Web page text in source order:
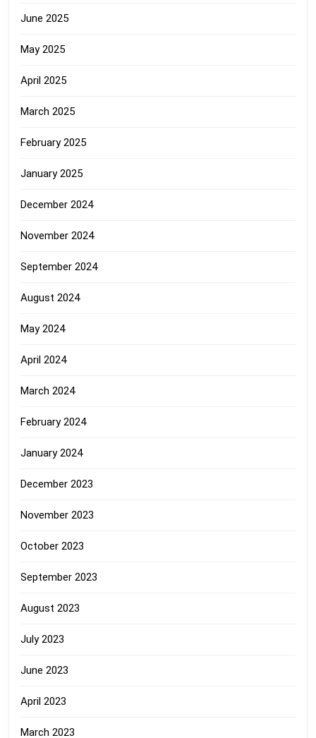
June 2025
May 2025
April 2025
March 2025
February 2025
January 2025
December 2024
November 2024
September 2024
August 2024
May 2024
April 2024
March 2024
February 2024
January 2024
December 2023
November 2023
October 2023
September 2023
August 2023
July 2023
June 2023
April 2023
March 2023